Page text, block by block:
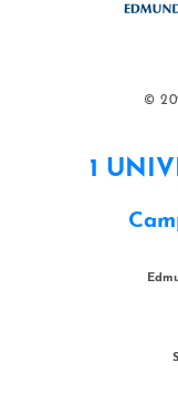
©
1